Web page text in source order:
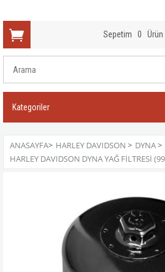
Sepetim 0 Ürün
Kategoriler
ANASAYFA> HARLEY DAVIDSON > DYNA>
HARLEY DAVIDSON DYNA YAĞ FİLTRESİ